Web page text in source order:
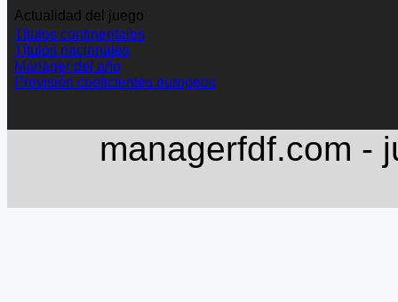
Actualidad del juego
Títulos continentales
Títulos nacionales
Manager del año
Previsión coeficientes europeos
managerfdf.com -